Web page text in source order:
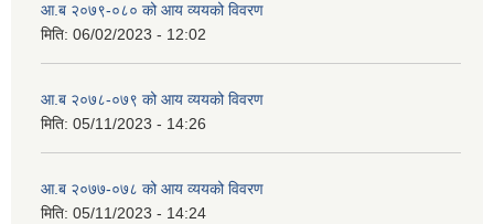
आ.ब २०७९-०८० को आय व्ययको विवरण
मिति: 06/02/2023 - 12:02
आ.ब २०७८-०७९ को आय व्ययको विवरण
मिति: 05/11/2023 - 14:26
आ.ब २०७७-०७८ को आय व्ययको विवरण
मिति: 05/11/2023 - 14:24